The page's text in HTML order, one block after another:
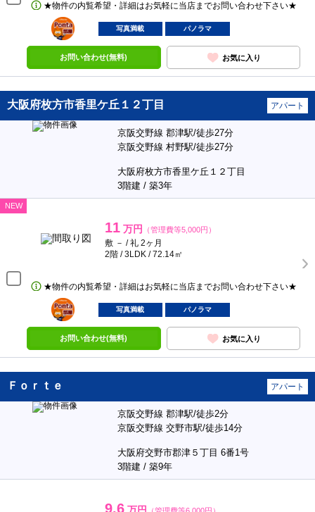
★物件の内覧希望・詳細はお気軽に当店までお問い合わせ下さい★
ポンタ
部屋
写真満載 パノラマ
お問い合わせ(無料) お気に入り
大阪府枚方市香里ケ丘１２丁目 アパート
京阪交野線 郡津駅/徒歩27分
京阪交野線 村野駅/徒歩27分
大阪府枚方市香里ケ丘１２丁目
3階建 / 築3年
NEW
11 万円 （管理費等5,000円）
敷 － / 礼 2ヶ月
2階 / 3LDK / 72.14㎡
★物件の内覧希望・詳細はお気軽に当店までお問い合わせ下さい★
ポンタ
部屋
写真満載 パノラマ
お問い合わせ(無料) お気に入り
Ｆｏｒｔｅ アパート
京阪交野線 郡津駅/徒歩2分
京阪交野線 交野市駅/徒歩14分
大阪府交野市郡津５丁目 6番1号
3階建 / 築9年
9.6